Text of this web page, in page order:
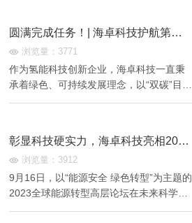
员经济...
圆满完成任务！| 海卓科技护航第三
届“一带一路”国际合作高峰论坛
浏览量：3771
作为氢能科技创新企业，海卓科技一直秉
承着绿色、可持续发展理念，以“双碳”目标
彰显科技硬实力，海卓科技亮相2023
全球能源转型高层论坛
浏览量：3912
9月16日，以“能源安全 绿色转型”为主题的
2023全球能源转型高层论坛在未来科学城